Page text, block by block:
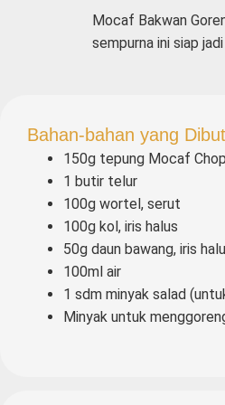
Mocaf Bakwan
sempurna ini siap
Bahan-bahan yang
150g tepung Mocaf
1 butir telur
100g wortel, serut
100g kol, iris halus
50g daun bawang, iris
100ml air
1 sdm minyak salad
Minyak untuk